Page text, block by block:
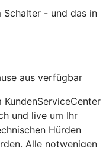
Schalter - und das in
aus verfügbar
und live um Ihr
Hürden
Alle notwenigen